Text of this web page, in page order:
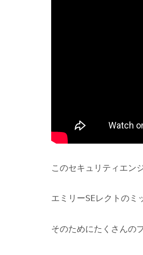
このセキュリティエン
エミリーSEレクトのミ
そのためにたくさんの